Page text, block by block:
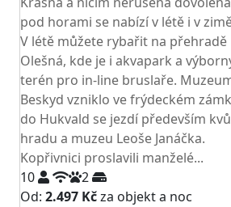
pod horami se nabízí v létě i v
V létě můžete rybařit na přehradě
Olešná, kde je i akvapark a
terén pro in-line bruslaře.
Beskyd vzniklo ve frýdeckém
do Hukvald se jezdí především
hradu a muzeu Leoše Janáčka.
Kopřivnici proslavili manželé...
10
2
Od: 2.497 Kčza objekt a noc